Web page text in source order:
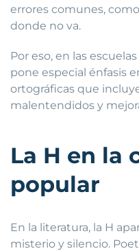
errores comunes,
donde no va.
Por eso, en las
pone especial énfasis
ortográficas que
malentendidos y
La H en la
popular
En la literatura, la H
misterio y silencio.